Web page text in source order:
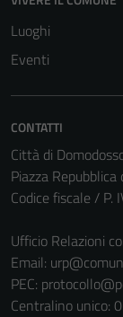
Luoghi
Eventi
CONTATTI
Città di
Piazza
Codice fiscale /
Ufficio Relazioni
Email:
PEC:
Centralino unico: